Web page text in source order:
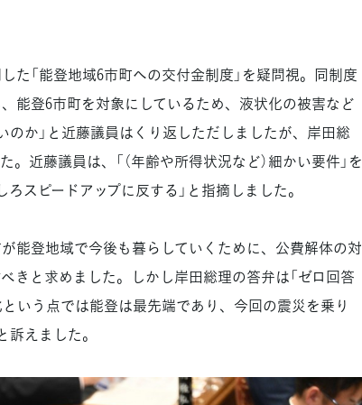
「能登地域6市町への交付金制度」を疑問視。同制度
能登6市町を対象にしているため、液状化の被害など
のか」と近藤議員はくり返しただしましたが、岸田総
近藤議員は、「（年齢や所得状況など）細かい要件」を
スピードアップに反する」と指摘しました。
能登地域で今後も暮らしていくために、公費解体の対
きと求めました。しかし岸田総理の答弁は「ゼロ回答
という点では能登は最先端であり、今回の震災を乗り
えました。